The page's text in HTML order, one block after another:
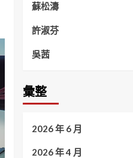
蘇松濤
許淑芬
吳茜
彙整
2026 年 6 月
2026 年 4 月